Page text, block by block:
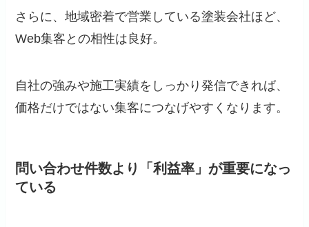
さらに、地域密着で営業している塗装会社ほど、
Web集客との相性は良好。
自社の強みや施工実績をしっかり発信できれば、
価格だけではない集客につなげやすくなります。
問い合わせ件数より「利益率」が重要になっ
ている